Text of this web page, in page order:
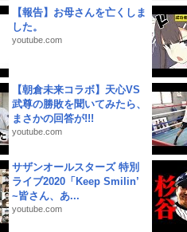
【報告】お母さんを亡くしま
した。
youtube.com
【朝倉未来コラボ】天心VS
武尊の勝敗を聞いてみたら、
まさかの回答が!!!
youtube.com
サザンオールスターズ 特別
ライブ2020「Keep Smilin’
~皆さん、あ...
youtube.com